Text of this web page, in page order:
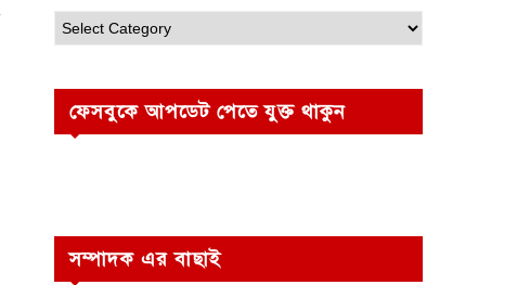
ফেসবুকে আপডেট পেতে যুক্ত থাকুন
সম্পাদক এর বাছাই